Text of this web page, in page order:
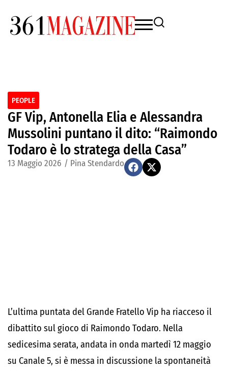
PEOPLE
GF Vip, Antonella Elia e Alessandra
Mussolini puntano il dito: “Raimondo
Todaro è lo stratega della Casa”
13 Maggio 2026 / Pina Stendardo
L’ultima puntata del Grande Fratello Vip ha riacceso il
dibattito sul gioco di Raimondo Todaro. Nella
sedicesima serata, andata in onda martedì 12 maggio
su Canale 5, si è messa in discussione la spontaneità